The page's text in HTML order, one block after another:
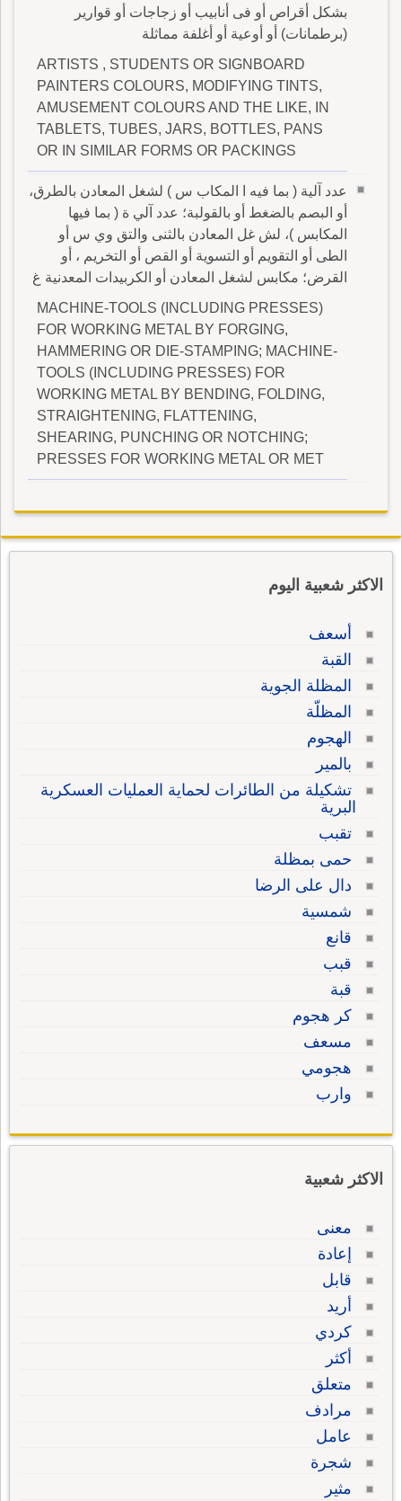
بشكل أقراص أو فى أنابيب أو زجاجات أو قوارير
(برطمانات) أو أوعية أو أغلفة مماثلة
ARTISTS , STUDENTS OR SIGNBOARD
PAINTERS COLOURS, MODIFYING TINTS,
AMUSEMENT COLOURS AND THE LIKE, IN
TABLETS, TUBES, JARS, BOTTLES, PANS
OR IN SIMILAR FORMS OR PACKINGS
عدد آلية ( بما فيه ا المكاب س ) لشغل المعادن بالطرق،
أو البصم بالضغط أو بالقولبة؛ عدد آلي ة ( بما فيها
المكابس )، لش غل المعادن بالثنى والتق وي س أو
الطى أو التقويم أو التسوية أو القص أو التخريم ، أو
القرض؛ مكابس لشغل المعادن أو الكربيدات المعدنية غ
MACHINE-TOOLS (INCLUDING PRESSES)
FOR WORKING METAL BY FORGING,
HAMMERING OR DIE-STAMPING; MACHINE-
TOOLS (INCLUDING PRESSES) FOR
WORKING METAL BY BENDING, FOLDING,
STRAIGHTENING, FLATTENING,
SHEARING, PUNCHING OR NOTCHING;
PRESSES FOR WORKING METAL OR MET
الاكثر شعبية اليوم
أسعف
القبة
المظلة الجوية
المظلّة
الهجوم
بالمير
تشكيلة من الطائرات لحماية العمليات العسكرية
البرية
تقبب
حمى بمظلة
دال على الرضا
شمسية
قانع
قبب
قبة
كر هجوم
مسعف
هجومي
وارب
الاكثر شعبية
معنى
إعادة
قابل
أريد
كردي
أكثر
متعلق
مرادف
عامل
شجرة
مثير